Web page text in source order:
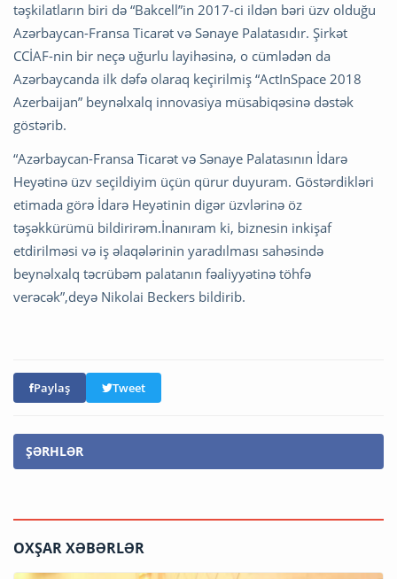
təşkilatların biri də “Bakcell”in 2017-ci ildən bəri üzv olduğu
Azərbaycan-Fransa Ticarət və Sənaye Palatasıdır. Şirkət
CCİAF-nin bir neçə uğurlu layihəsinə, o cümlədən da
Azərbaycanda ilk dəfə olaraq keçirilmiş “ActInSpace 2018
Azerbaijan” beynəlxalq innovasiya müsabiqəsinə dəstək
göstərib.
“Azərbaycan-Fransa Ticarət və Sənaye Palatasının İdarə
Heyətinə üzv seçildiyim üçün qürur duyuram. Göstərdikləri
etimada görə İdarə Heyətinin digər üzvlərinə öz
təşəkkürümü bildirirəm.İnanıram ki, biznesin inkişaf
etdirilməsi və iş əlaqələrinin yaradılması sahəsində
beynəlxalq təcrübəm palatanın fəaliyyətinə töhfə
verəcək”,deyə Nikolai Beckers bildirib.
Paylaş Tweet
ŞƏRHLƏR
OXŞAR XƏBƏRLƏR